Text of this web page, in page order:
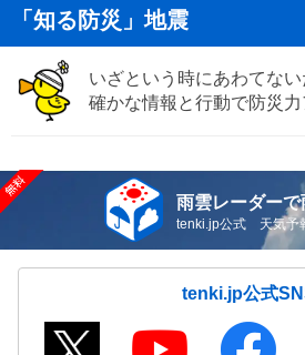
「知る防災」地震
いざという時にあわてない
確かな情報と行動で防災
雨雲レーダーで
tenki.jp公式 天気予
tenki.jp公式